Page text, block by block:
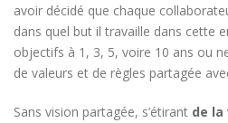
avoir décidé que chaque
dans quel but il travaille dans cette
objectifs à 1, 3, 5, voire 10 ans ou
de valeurs et de règles partagée
Sans vision partagée, s’étirant de la